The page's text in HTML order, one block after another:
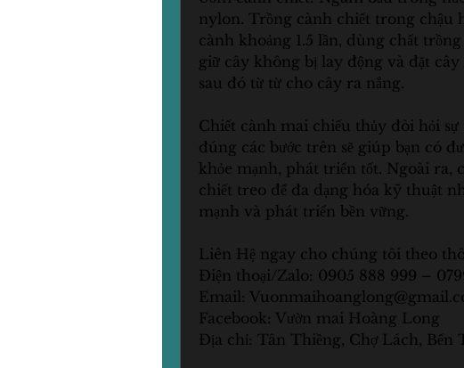
nylon. Trồng cành chiết trong chậu
cành khoảng 1.5 lần, dùng chất
giữ cây không bị lay động và đặt
sau đó từ từ cho cây ra nắng.
Chiết cành mai chiếu thủy đòi hỏi
đúng các bước trên sẽ giúp bạn có
khỏe mạnh, phát triển tốt. Ngoài ra,
chiết treo để đa dạng hóa kỹ thuật
mạnh và phát triển bền vững.
Liên Hệ ngay cho chúng tôi theo
Điện thoại/Zalo: 0905 888 999 –
Email:
Facebook: Vườn mai Hoàng Long
Địa chỉ: Tân Thiềng, Chợ Lách, Bến